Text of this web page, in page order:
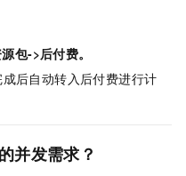
包->后付费。
后自动转入后付费进行计
并发需求？